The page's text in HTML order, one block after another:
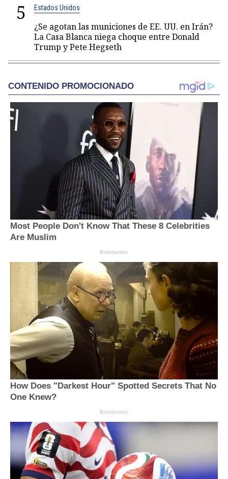
5 Estados Unidos
¿Se agotan las municiones de EE. UU. en Irán?
La Casa Blanca niega choque entre Donald
Trump y Pete Hegseth